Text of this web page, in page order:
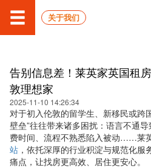
关于我们
告别信息差！莱英家英国租
敦理想家
2025-11-10 14:26:34
对于初入伦敦的留学生、新移民或跨
壁垒”往往带来诸多困扰：语言不通
费时间、流程不熟悉陷入被动……莱
站 ，依托深厚的行业积淀与规范化
痛点，让找房更高效、居住更安心。